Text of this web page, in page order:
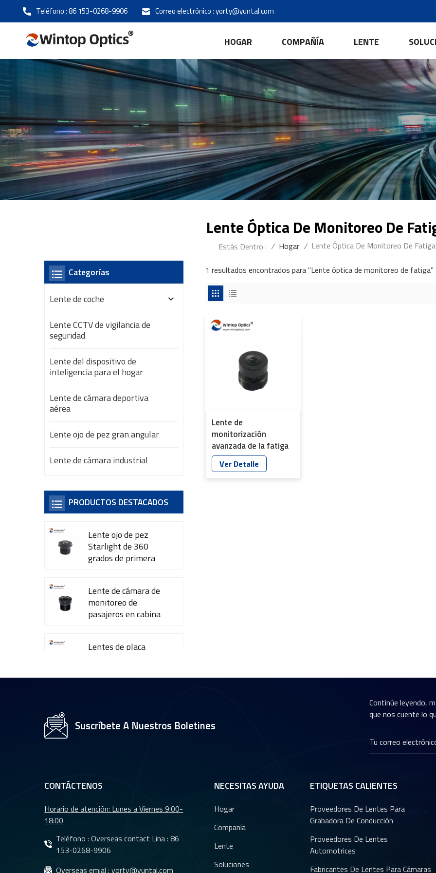
Teléfono :86 153-0268-9906 Correo electrónico :yorty@yuntal.com
HOGAR COMPAÑÍA LENTE
Lente Óptica De Monitoreo De
Estás Dentro : / Hogar / Lente Óptica De Monitoreo De Fatiga
1 resultados encontrados para "Lente óptica de monitoreo de fatiga"
Lente de
monitorización
avanzada de la fatiga
del conductor YT-
7602P-R7-B
Ver Detalle
Categorías
Lente de coche
Lente CCTV de vigilancia de
seguridad
Lente del dispositivo de
inteligencia para el hogar
Lente de cámara deportiva
aérea
Lente ojo de pez gran angular
Lente de cámara industrial
PRODUCTOS DESTACADOS
Lente ojo de pez
Starlight de 360 ​​
grados de primera
Lente de cámara de
monitoreo de
pasajeros en cabina
Lentes de placa
1/2,7" YT-4983P-A2
resolución 4K YT-
con visión nocturna
YT-7610-C1
Lentes DMS Lentes
de cámara de
monitoreo de
Lentes CMS
Suscríbete A Nuestros Boletines
Continúe leyendo,
que nos cuente lo
CONTÁCTENOS
Horario de atención: Lunes a Viernes 9:00-
18:00
Teléfono : Overseas contact Lina :86
153-0268-9906
Overseas emial :yorty@yuntal.com
NECESITAS AYUDA
Hogar
Compañía
Lente
Soluciones
ETIQUETAS CALIENTES
Proveedores De Lentes Para
Grabadora De Conducción
Proveedores De Lentes
Automotrices
Fabricantes De Lentes Para Cámaras